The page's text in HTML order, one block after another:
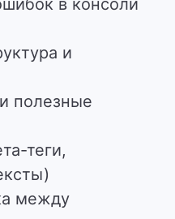
в консоли
и
полезные
теги,
между